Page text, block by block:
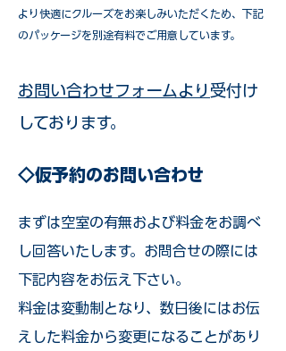
​より快適にクルーズをお楽しみいただくため、下記
のパッケージを別途有料でご用意しています。​
お問い合わせフォームより 受付け
しております。
◇仮予約のお問い合わせ
まずは空室の有無および料金をお調べ
し回答いたします。お問合せの際には
下記内容をお伝え下さい。
料金は変動制となり、数日後にはお伝
えした料金から変更になることがあり